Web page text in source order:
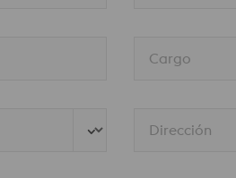
Cargo
Dirección